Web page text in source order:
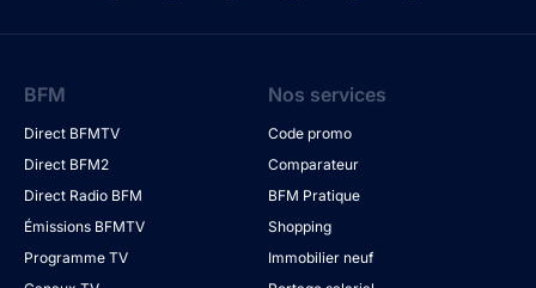
BFM
Direct BFMTV
Direct BFM2
Direct Radio BFM
Émissions BFMTV
Programme TV
Nos services
Code promo
Comparateur
BFM Pratique
Shopping
Immobilier neuf